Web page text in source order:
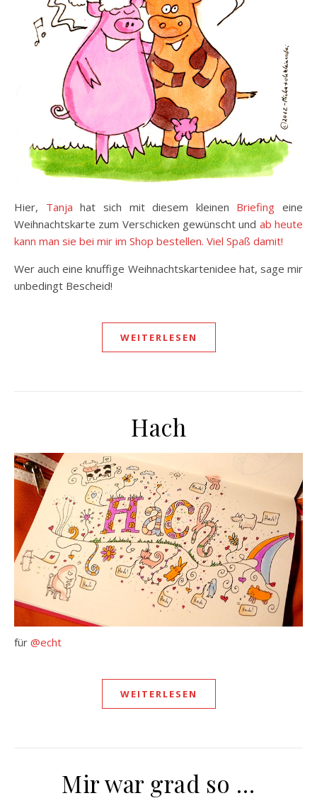
Hier, Tanja hat sich mit diesem kleinen Briefing eine
Weihnachtskarte zum Verschicken gewünscht und ab heute
kann man sie bei mir im Shop bestellen. Viel Spaß damit!
Wer auch eine knuffige Weihnachtskartenidee hat, sage mir
unbedingt Bescheid!
WEITERLESEN
Hach
für @echt
WEITERLESEN
Mir war grad so …